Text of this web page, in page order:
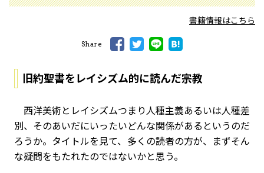
書籍情報はこちら
Share
旧約聖書をレイシズム的に読んだ宗教
西洋美術とレイシズム――つまり人種主義あるいは人種差
別――、そのあいだにいったいどんな関係があるというのだ
ろうか。タイトルを見て、多くの読者の方が、まずそん
な疑問をもたれたのではないかと思う。